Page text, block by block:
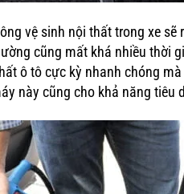
vệ sinh nội thất trong xe
cũng mất khá nhiều thời
ô tô cực kỳ nhanh chóng
này cũng cho khả năng tiêu